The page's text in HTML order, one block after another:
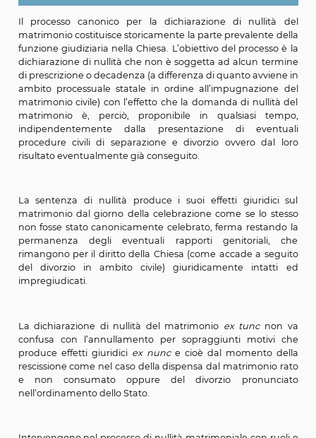
VI
Giurisprudenza
I Il processo canonico per la
nullità del matrimonio
Il processo canonico per la dichiarazione di
matrimonio costituisce storicamente la parte
funzione giudiziaria nella Chiesa. L’obiettivo del
dichiarazione di nullità che non è soggetta ad alcun
matrimonio civile) con l’effetto che la domanda di
matrimonio è, perciò, proponibile in qualsiasi
indipendentemente dalla presentazione di
procedure civili di separazione e divorzio ovvero
risultato eventualmente già conseguito.
matrimonio dal giorno della celebrazione come se lo
non fosse stato canonicamente celebrato, ferma
permanenza degli eventuali rapporti
rimangono per il diritto della Chiesa (come accade a
del divorzio in ambito civile) giuridicamente